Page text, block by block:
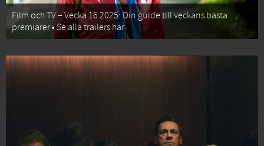
Film och TV – Vecka 16 2025: Din guide till veckans bästa
premiärer • Se alla trailers här